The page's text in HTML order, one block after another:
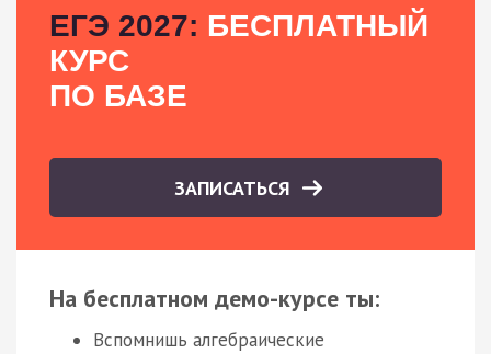
ЕГЭ 2027: БЕСПЛАТНЫЙ
КУРС
ПО БАЗЕ
ЗАПИСАТЬСЯ
На бесплатном демо-курсе ты:
Вспомнишь алгебраические